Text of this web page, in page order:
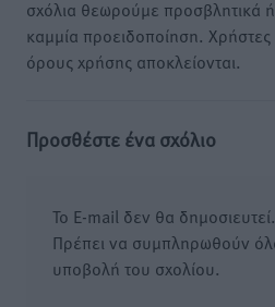
σχόλια θεωρούμε προσβλητικά
καμμία προειδοποίηση.
όρους χρήσης αποκλείονται.
Προσθέστε ένα σχόλιο
Το E-mail δεν θα δημοσιευτεί.
Πρέπει να συμπληρωθούν
υποβολή του σχολίου.